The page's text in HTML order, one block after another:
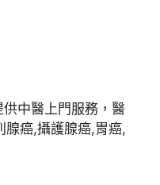
中醫上門服務，醫
腺癌,攝護腺癌,胃癌,